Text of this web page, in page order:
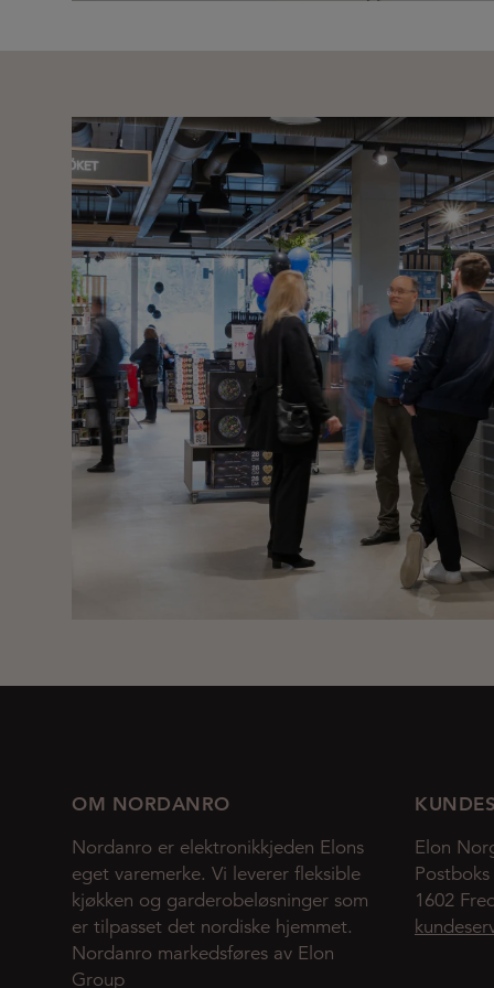
OM NORDANRO
Nordanro er elektronikkjeden Elons
eget varemerke. Vi leverer fleksible
kjøkken og garderobeløsninger som
er tilpasset det nordiske hjemmet.
Nordanro markedsføres av Elon
Group
Elon
1602